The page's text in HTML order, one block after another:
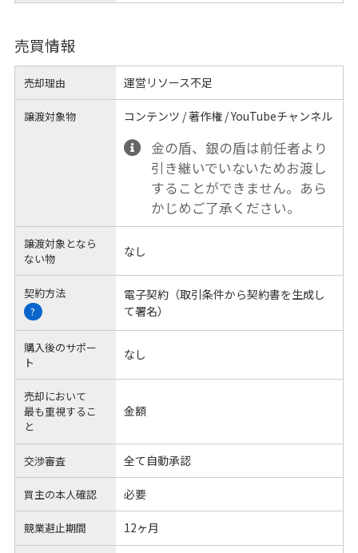
売買情報
売却理由 運営リソース不足
譲渡対象物 コンテンツ / 著作権 / YouTubeチャンネル
金の盾、銀の盾は前任者より
引き継いでいないためお渡し
することができません。あら
かじめご了承ください。
譲渡対象となら
ない物
なし
契約方法
?
電子契約（取引条件から契約書を生成し
て署名）
購入後のサポー
ト
なし
売却において
最も重視するこ
と
金額
交渉審査 全て自動承認
買主の本人確認 必要
競業避止期間 12ヶ月